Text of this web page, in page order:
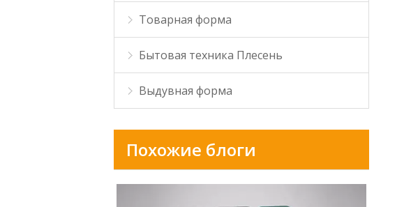
Товарная форма
Бытовая техника Плесень
Выдувная форма
Похожие блоги